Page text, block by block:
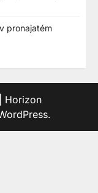
pronajatém
| Horizon
.